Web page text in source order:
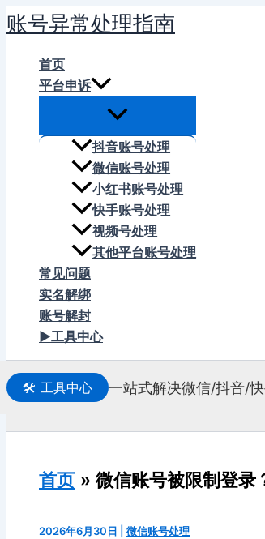
跳
至
账号异常处理指南
首页
平台申诉
抖音账号处理
微信账号处理
小红书账号处理
快手账号处理
视频号处理
其他平台账号处理
常见问题
实名解绑
账号解封
▶工具中心
🛠️ 工具中心 一站式解决微信/抖音/
首页 微信账号被限制登
2026年6月30日 微信账号处理